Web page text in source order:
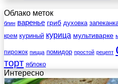
Облако меток
блин варенье гриб духовка
крем куриный курица мультиварке
пирожок пицца помидор простой рецепт
торт яблоко
Интересно